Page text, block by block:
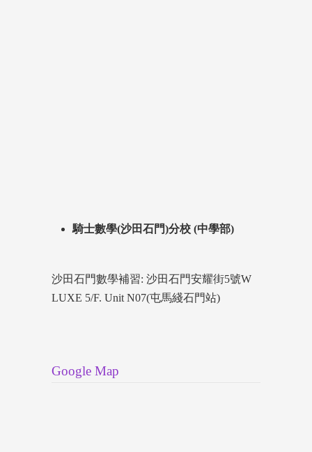
騎士數學(沙田石門)分校 (中學部)
沙田石門數學補習: 沙田石門安耀街5號W
LUXE 5/F. Unit N07(屯馬綫石門站)
Google Map